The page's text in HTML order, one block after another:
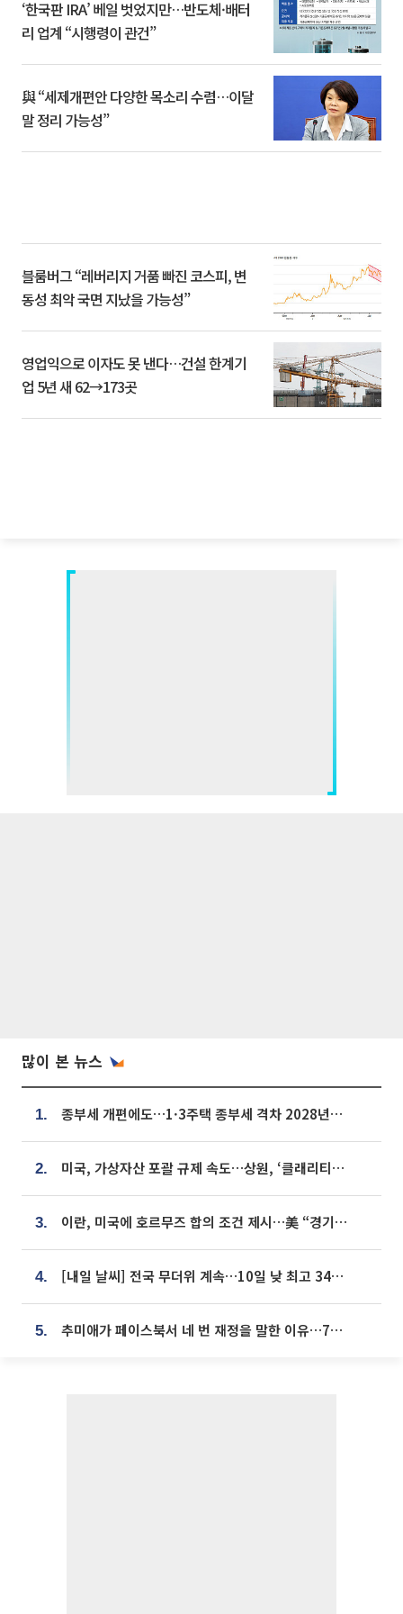
‘한국판 IRA’ 베일 벗었지만…반도체·배터
리 업계 “시행령이 관건”
與 “세제개편안 다양한 목소리 수렴…이달
말 정리 가능성”
블룸버그 “레버리지 거품 빠진 코스피, 변
동성 최악 국면 지났을 가능성”
영업익으로 이자도 못 낸다…건설 한계기
업 5년 새 62→173곳
많이 본 뉴스
1. 종부세 개편에도…1·3주택 종부세 격차 2028년부터 확대
2. 미국, 가상자산 포괄 규제 속도…상원, ‘클래리티법’ 9월 절차투표 추진
3. 이란, 미국에 호르무즈 합의 조건 제시…美 “경기 아직 안 끝나” [종합]
4. [내일 날씨] 전국 무더위 계속…10일 낮 최고 34도 육박
5. 추미애가 페이스북서 네 번 재정을 말한 이유…7700억 추경 열쇠는 도의회에